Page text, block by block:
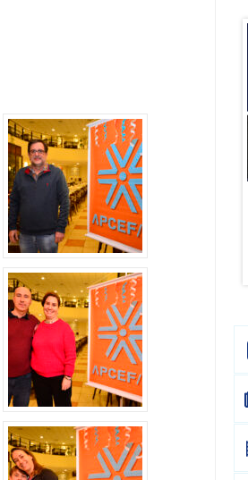
Alerta: golpistas usam
WhatsApp e e-mail para
enviar falsas mensagens
sobre processos judiciais